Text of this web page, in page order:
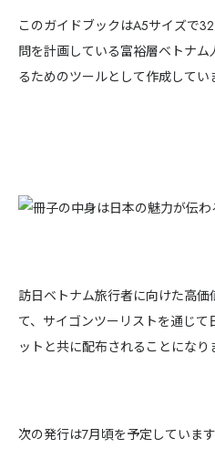
このガイドブックはA5サイズで
問を計画している富裕層ベトナ
るためのツールとして作成してい
訪日ベトナム旅行者に向けた高
て、サイゴンツーリストを通じ
ットと共に配布されることになり
次の発行は7月頃を予定しています